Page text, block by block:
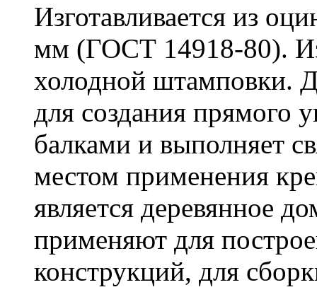
Изготавливается из
мм (ГОСТ 14918-80).
холодной штамповки.
для создания прямого
балками и выполняет
местом применения
является деревянное
применяют для
конструкций, для